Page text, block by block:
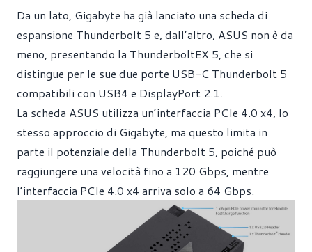
Da un lato, Gigabyte ha già lanciato una scheda di
espansione Thunderbolt 5 e, dall’altro, ASUS non è da
meno, presentando la ThunderboltEX 5, che si
distingue per le sue due porte USB-C Thunderbolt 5
compatibili con USB4 e DisplayPort 2.1.
La scheda ASUS utilizza un’interfaccia PCIe 4.0 x4, lo
stesso approccio di Gigabyte, ma questo limita in
parte il potenziale della Thunderbolt 5, poiché può
raggiungere una velocità fino a 120 Gbps, mentre
l’interfaccia PCIe 4.0 x4 arriva solo a 64 Gbps.